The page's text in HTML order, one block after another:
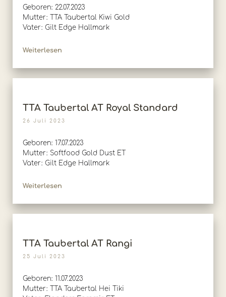
Geboren: 22.07.2023
Mutter: TTA Taubertal Kiwi Gold
Vater: Gilt Edge Hallmark
Weiterlesen
TTA Taubertal AT Royal Standard
26 Juli 2023
Geboren: 17.07.2023
Mutter: Softfood Gold Dust ET
Vater: Gilt Edge Hallmark
Weiterlesen
TTA Taubertal AT Rangi
25 Juli 2023
Geboren: 11.07.2023
Mutter: TTA Taubertal Hei Tiki